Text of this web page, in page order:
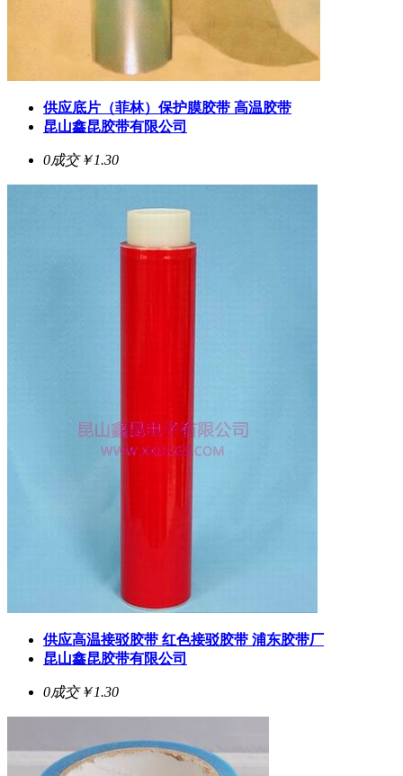
供应底片（菲林）保护膜胶带 高温胶带
昆山鑫昆胶带有限公司
0成交￥1.30
供应高温接驳胶带 红色接驳胶带 浦东胶带厂
昆山鑫昆胶带有限公司
0成交￥1.30